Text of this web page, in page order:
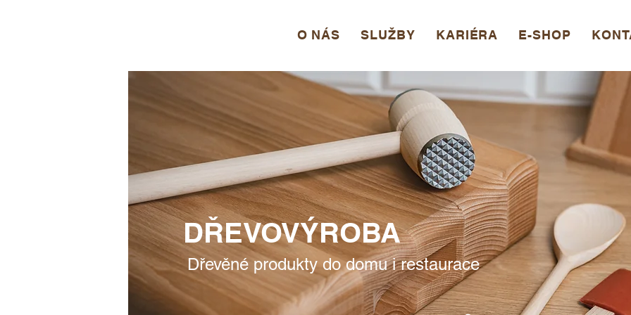
O NÁS SLUŽBY KARIÉRA E-SHOP
DŘEVOVÝROBA
Dřevěné produkty do domu i restaurace